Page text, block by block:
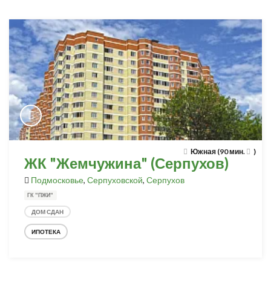
Южная (90 мин. )
ЖК "Жемчужина" (Серпухов)
Подмосковье, Серпуховской, Серпухов
ГК "ПЖИ"
ДОМ СДАН
ИПОТЕКА